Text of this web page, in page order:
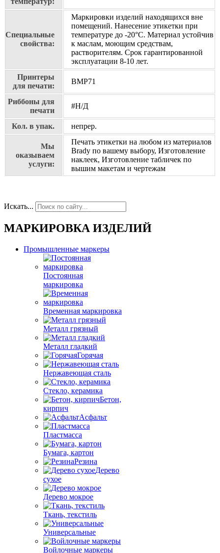
Специальные
свойства:
Маркировки изделий находящихся вне
помещений. Нанесение этикетки при
температуре до -20°C. Материал устойчив
к маслам, моющим средствам,
растворителям. Срок гарантированной
эксплуатации 8-10 лет.
Принтеры
для печати:
BMP71
Риббоны для
печати
#Н/Д
Кол. в упак. непрер.
Мы
оказываем
услуги:
Печать этикетки на любом из материалов
Brady по вашему выбору, Изготовление
наклеек, Изготовление табличек по
вышим макетам и чертежам
Искать...
МАРКИРОВКА ИЗДЕЛИЙ
Промышленные маркеры
Постоянная
маркировка
Временная маркировка
Металл грязный
Металл гладкий
Горячая
Нержавеющая сталь
Стекло, керамика
Бетон,
кирпич
Асфальт
Пластмасса
Бумага, картон
Резина
Дерево
сухое
Дерево мокрое
Ткань, текстиль
Универсальные
Войлочные маркеры